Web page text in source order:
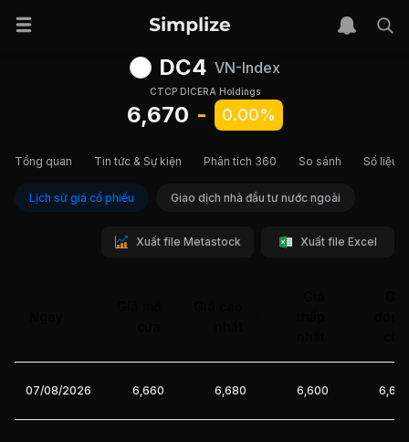
DC4 VN-Index
CTCP DICERA Holdings
6,670 - 0.00%
Tổng quan Tin tức & Sự kiện Phân tích 360 So sánh Số liệu
Lịch sử giá cổ phiếu Giao dịch nhà đầu tư nước ngoài
Xuất file Metastock Xuất file Excel
07/08/2026 6,660 6,680 6,600